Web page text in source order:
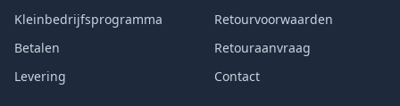
Kleinbedrijfsprogramma
Betalen
Levering
Retourvoorwaarden
Retouraanvraag
Contact